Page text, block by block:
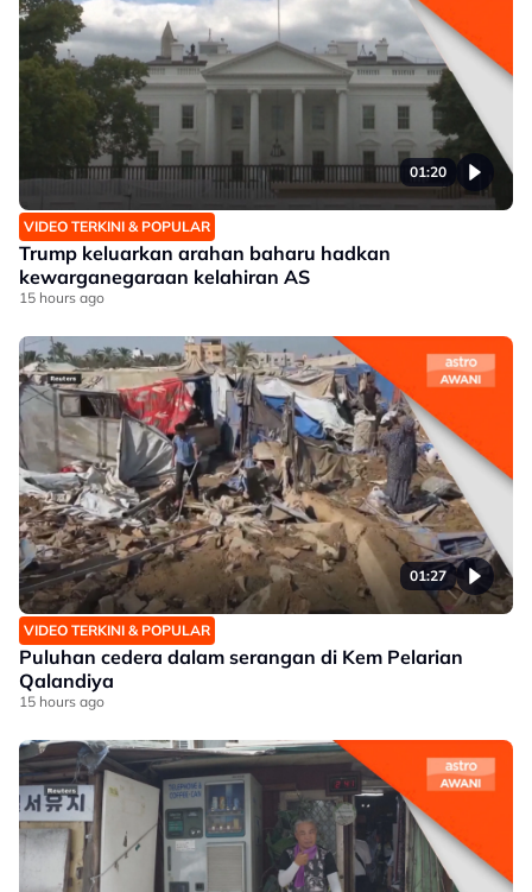
01:20
VIDEO TERKINI & POPULAR
Trump keluarkan arahan baharu hadkan
kewarganegaraan kelahiran AS
15 hours ago
01:27
VIDEO TERKINI & POPULAR
Puluhan cedera dalam serangan di Kem Pelarian
Qalandiya
15 hours ago